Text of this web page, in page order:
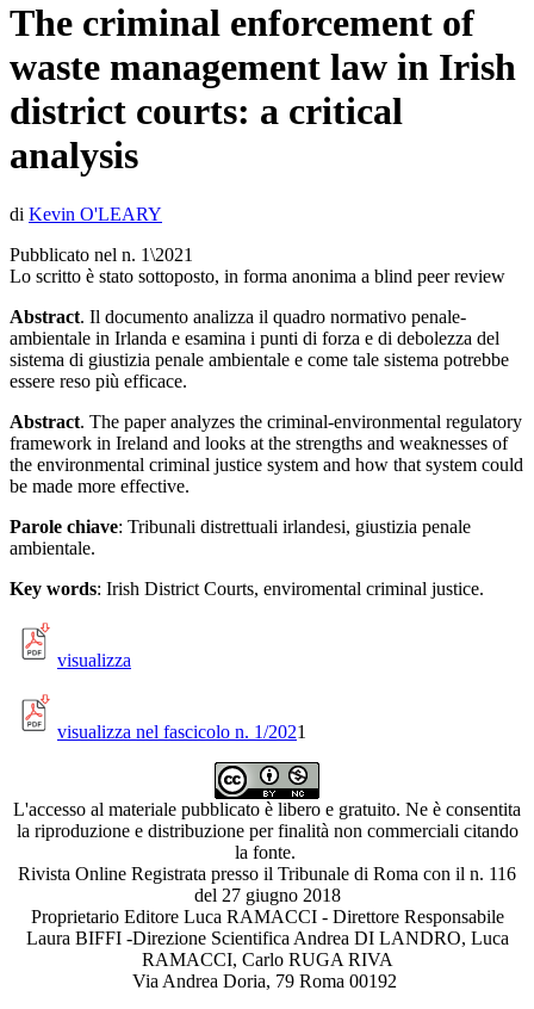
The criminal enforcement of
waste management law in Irish
district courts: a critical
analysis
di Kevin O'LEARY
Pubblicato nel n. 1\2021
Lo scritto è stato sottoposto, in forma anonima a blind peer review
Abstract. Il documento analizza il quadro normativo penale-
ambientale in Irlanda e esamina i punti di forza e di debolezza del
sistema di giustizia penale ambientale e come tale sistema potrebbe
essere reso più efficace.
Abstract. The paper analyzes the criminal-environmental regulatory
framework in Ireland and looks at the strengths and weaknesses of
the environmental criminal justice system and how that system could
be made more effective.
Parole chiave: Tribunali distrettuali irlandesi, giustizia penale
ambientale.
Key words: Irish District Courts, enviromental criminal justice.
visualizza
visualizza nel fascicolo n. 1/2021
L'accesso al materiale pubblicato è libero e gratuito. Ne è consentita
la riproduzione e distribuzione per finalità non commerciali citando
la fonte.
Rivista Online Registrata presso il Tribunale di Roma con il n. 116
del 27 giugno 2018
Proprietario Editore Luca RAMACCI - Direttore Responsabile
Laura BIFFI -Direzione Scientifica Andrea DI LANDRO, Luca
RAMACCI, Carlo RUGA RIVA
Via Andrea Doria, 79 Roma 00192